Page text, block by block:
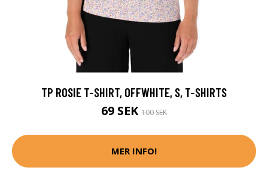
TP ROSIE T-SHIRT, OFFWHITE, S, T-SHIRTS
69 SEK 100 SEK
MER INFO!